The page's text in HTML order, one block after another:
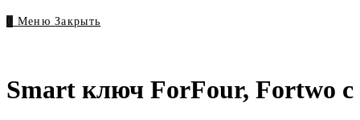
сайту
поиска.
0 Меню Закрыть
Smart ключ ForFour, Fortwo с